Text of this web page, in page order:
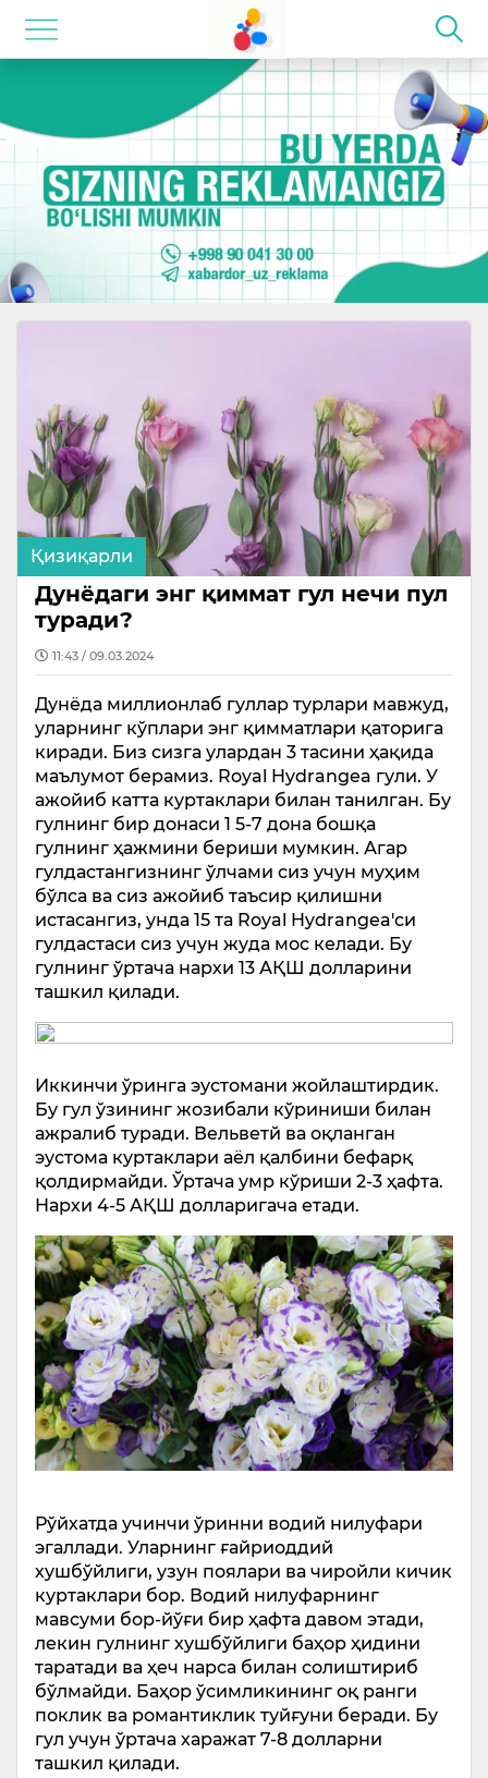
Қизиқарли
Дунёдаги энг қиммат гул нечи пул
туради?
11:43 / 09.03.2024
Дунёда миллионлаб гуллар турлари мавжуд,
уларнинг кўплари энг қимматлари қаторига
киради. Биз сизга улардан 3 тасини ҳақида
маълумот берамиз. Royal Hydrangea гули. У
ажойиб катта куртаклари билан танилган. Бу
гулнинг бир донаси 1 5-7 дона бошқа
гулнинг ҳажмини бериши мумкин. Агар
гулдастангизнинг ўлчами сиз учун муҳим
бўлса ва сиз ажойиб таъсир қилишни
истасангиз, унда 15 та Royal Hydrangea'си
гулдастаси сиз учун жуда мос келади. Бу
гулнинг ўртача нархи 13 АҚШ долларини
ташкил қилади.
Иккинчи ўринга эустомани жойлаштирдик.
Бу гул ўзининг жозибали кўриниши билан
ажралиб туради. Вельветй ва оқланган
эустома куртаклари аёл қалбини бефарқ
қолдирмайди. Ўртача умр кўриши 2-3 ҳафта.
Нархи 4-5 АҚШ долларигача етади.
Рўйхатда учинчи ўринни водий нилуфари
эгаллади. Уларнинг ғайриоддий
хушбўйлиги, узун поялари ва чиройли кичик
куртаклари бор. Водий нилуфарнинг
мавсуми бор-йўғи бир ҳафта давом этади,
лекин гулнинг хушбўйлиги баҳор ҳидини
таратади ва ҳеч нарса билан солиштириб
бўлмайди. Баҳор ўсимликининг оқ ранги
поклик ва романтиклик туйғуни беради. Бу
гул учун ўртача харажат 7-8 долларни
ташкил қилади.